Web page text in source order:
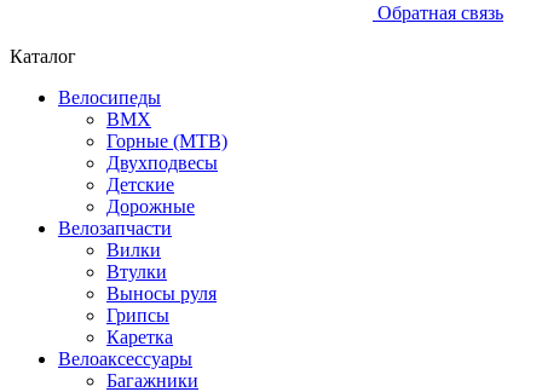
Обратная связь
Каталог
Велосипеды
BMX
Горные (MTB)
Двухподвесы
Детские
Дорожные
Велозапчасти
Вилки
Втулки
Выносы руля
Грипсы
Каретка
Велоаксессуары
Багажники